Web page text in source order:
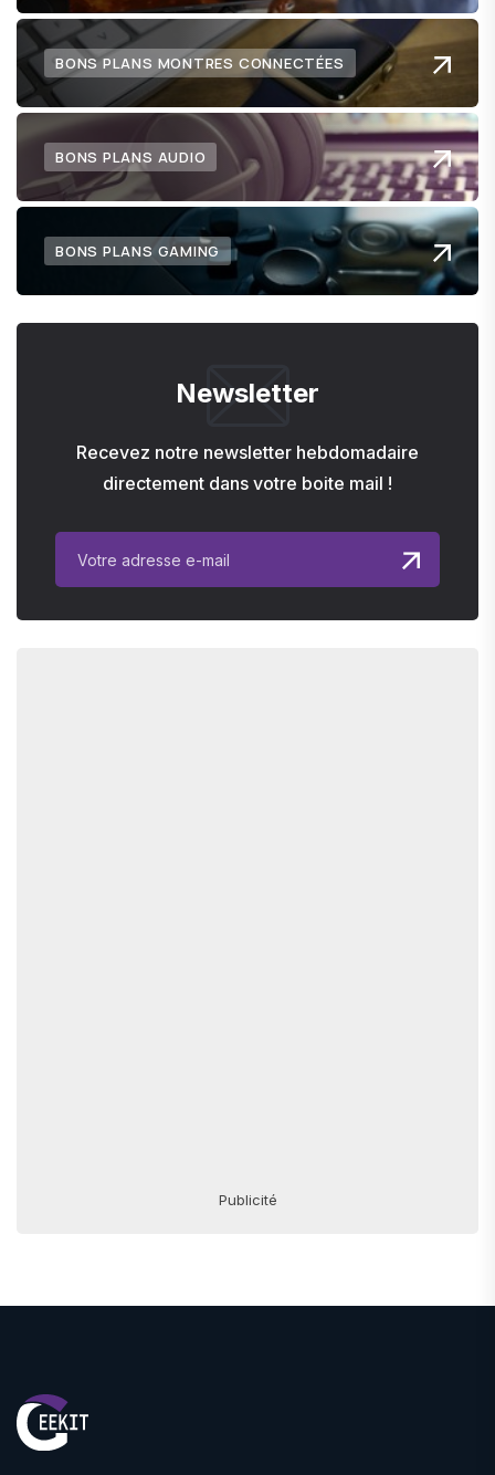
BONS PLANS MONTRES CONNECTÉES
BONS PLANS AUDIO
BONS PLANS GAMING
Newsletter
Recevez notre newsletter hebdomadaire
directement dans votre boite mail !
Publicité